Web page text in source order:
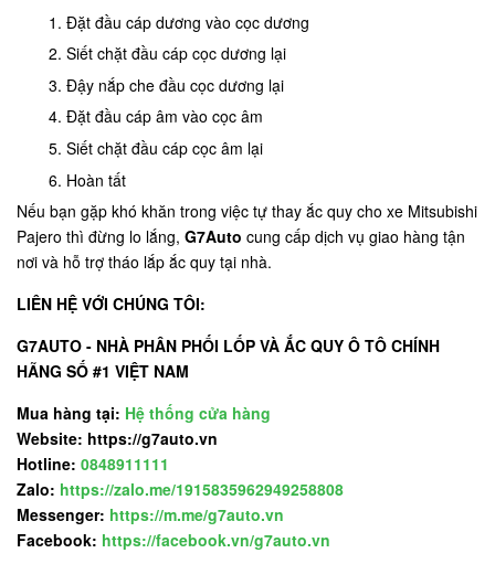
Đặt đầu cáp dương vào cọc dương
Siết chặt đầu cáp cọc dương lại
Đậy nắp che đầu cọc dương lại
Đặt đầu cáp âm vào cọc âm
Siết chặt đầu cáp cọc âm lại
Hoàn tất
Nếu bạn gặp khó khăn trong việc tự thay ắc quy cho xe Mitsubishi
Pajero thì đừng lo lắng, G7Auto cung cấp dịch vụ giao hàng tận
nơi và hỗ trợ tháo lắp ắc quy tại nhà.
LIÊN HỆ VỚI CHÚNG TÔI:
G7AUTO - NHÀ PHÂN PHỐI LỐP VÀ ẮC QUY Ô TÔ CHÍNH
HÃNG SỐ #1 VIỆT NAM
Mua hàng tại: Hệ thống cửa hàng
Website: https://g7auto.vn
Hotline: 0848911111
Zalo: https://zalo.me/1915835962949258808
Messenger: https://m.me/g7auto.vn
Facebook: https://facebook.vn/g7auto.vn